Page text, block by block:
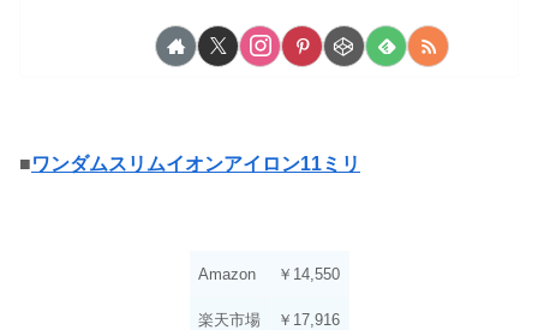
■ワンダムスリムイオンアイロン11ミリ
Amazon ￥14,550
楽天市場 ￥17,916